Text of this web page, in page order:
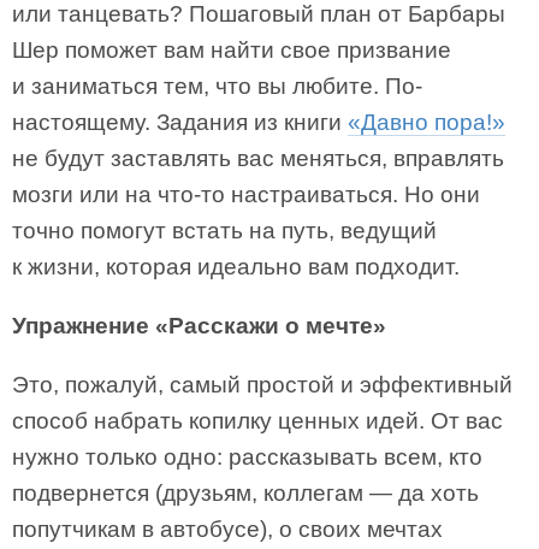
или танцевать? Пошаговый план от Барбары
Шер поможет вам найти свое призвание
и заниматься тем, что вы любите. По-
настоящему. Задания из книги «Давно пора!»
не будут заставлять вас меняться, вправлять
мозги или на что-то настраиваться. Но они
точно помогут встать на путь, ведущий
к жизни, которая идеально вам подходит.
Упражнение «Расскажи о мечте»
Это, пожалуй, самый простой и эффективный
способ набрать копилку ценных идей. От вас
нужно только одно: рассказывать всем, кто
подвернется (друзьям, коллегам — да хоть
попутчикам в автобусе), о своих мечтах